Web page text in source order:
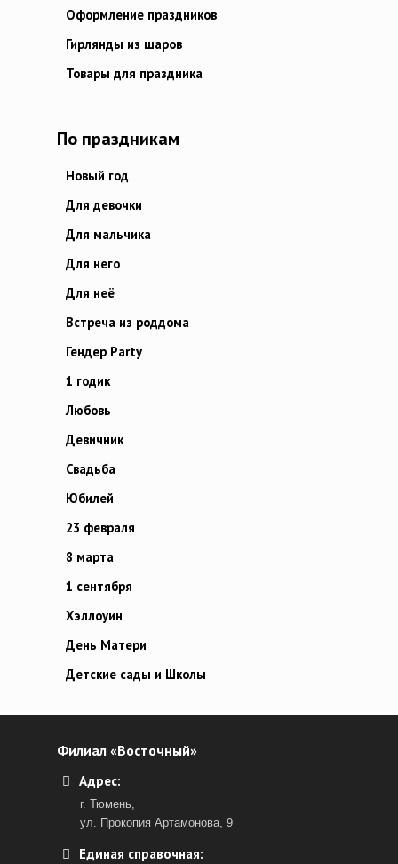
Оформление праздников
Гирлянды из шаров
Товары для праздника
По праздникам
Новый год
Для девочки
Для мальчика
Для него
Для неё
Встреча из роддома
Гендер Party
1 годик
Любовь
Девичник
Свадьба
Юбилей
23 февраля
8 марта
1 сентября
Хэллоуин
День Матери
Детские сады и Школы
Филиал «Восточный»
Адрес:
г. Тюмень,
ул. Прокопия Артамонова, 9
Единая справочная: